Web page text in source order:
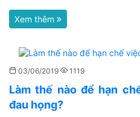
Xem thêm
03/06/2019 1119
Làm thế nào để hạn
đau họng?